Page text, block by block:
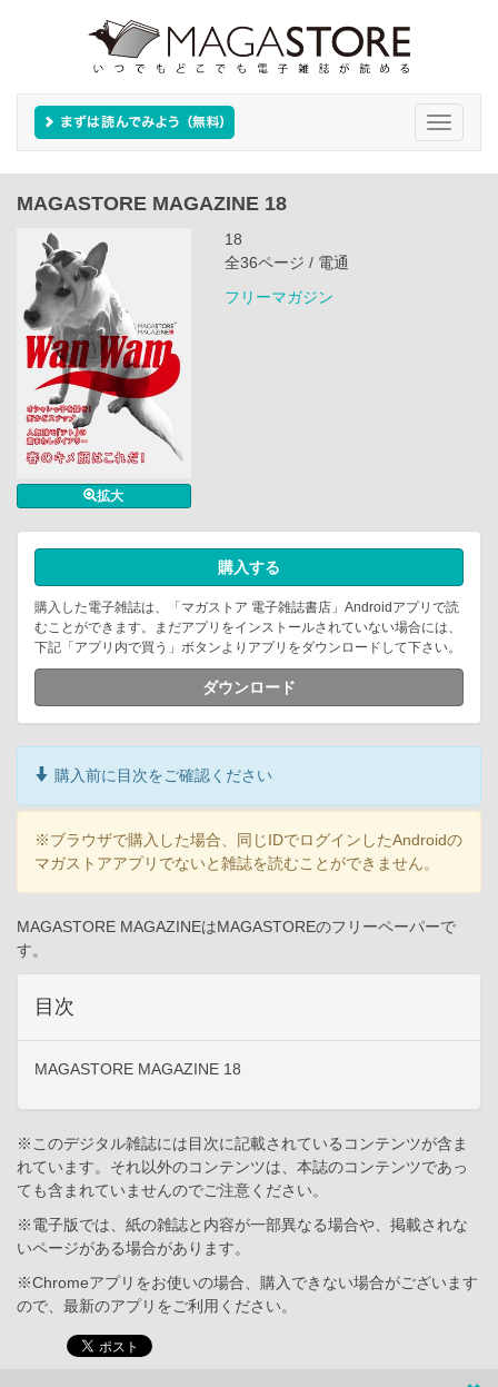
Toggle
MAGASTORE MAGAZINE 18
拡大
18
全36ページ / 電通
フリーマガジン
購入する
購入した電子雑誌は、「マガストア 電子雑誌書店」Androidアプリで読
むことができます。まだアプリをインストールされていない場合には、
下記「アプリ内で買う」ボタンよりアプリをダウンロードして下さい。
ダウンロード
購入前に目次をご確認ください
※ブラウザで購入した場合、同じIDでログインしたAndroidの
マガストアアプリでないと雑誌を読むことができません。
MAGASTORE MAGAZINEはMAGASTOREのフリーペーパーで
す。
目次
MAGASTORE MAGAZINE 18
※このデジタル雑誌には目次に記載されているコンテンツが含ま
れています。それ以外のコンテンツは、本誌のコンテンツであっ
ても含まれていませんのでご注意ください。
※電子版では、紙の雑誌と内容が一部異なる場合や、掲載されな
いページがある場合があります。
※Chromeアプリをお使いの場合、購入できない場合がございます
ので、最新のアプリをご利用ください。